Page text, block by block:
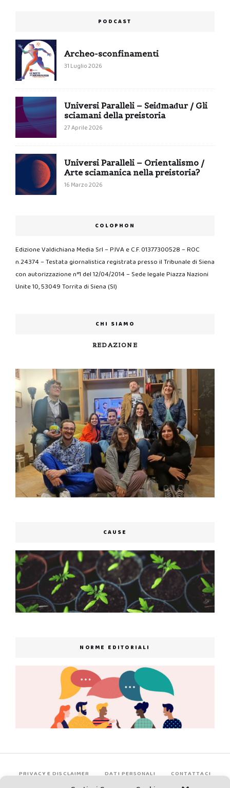
PODCAST
Archeo-sconfinamenti
31 Luglio 2026
Universi Paralleli – Seiđmađur / Gli
sciamani della preistoria
27 Aprile 2026
Universi Paralleli – Orientalismo /
Arte sciamanica nella preistoria?
16 Marzo 2026
COLOPHON
Edizione Valdichiana Media Srl – P.IVA e C.F. 01377300528 – ROC
n.24374 – Testata giornalistica registrata presso il Tribunale di Siena
con autorizzazione n°1 del 12/04/2014 – Sede legale Piazza Nazioni
Unite 10, 53049 Torrita di Siena (SI)
CHI SIAMO
REDAZIONE
CAUSE
NORME EDITORIALI
PRIVACY E DISCLAIMER DATI PERSONALI CONTATTACI